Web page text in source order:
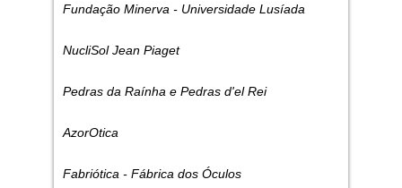
Fundação Minerva - Universidade Lusíada
NucliSol Jean Piaget
Pedras da Raínha e Pedras d'el Rei
AzorOtica
Fabriótica - Fábrica dos Óculos